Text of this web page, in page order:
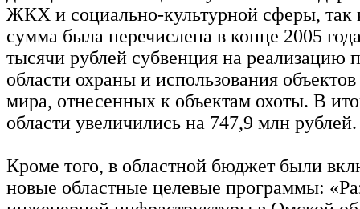
ЖКХ и социально-культурной сферы, так
сумма была перечислена в конце 2005
тысячи рублей субвенция на реализацию
области охраны и использования
мира, отнесенных к объектам охоты. В
области увеличились на 747,9 млн рублей.
Кроме того, в областной бюджет были
новые областные целевые программы: